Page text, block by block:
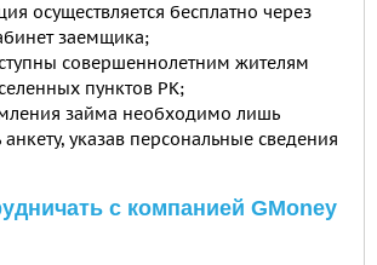
осуществляется бесплатно через
заемщика;
совершеннолетним жителям
пунктов РК;
займа необходимо лишь
анкету, указав персональные сведения
с компанией GMoney